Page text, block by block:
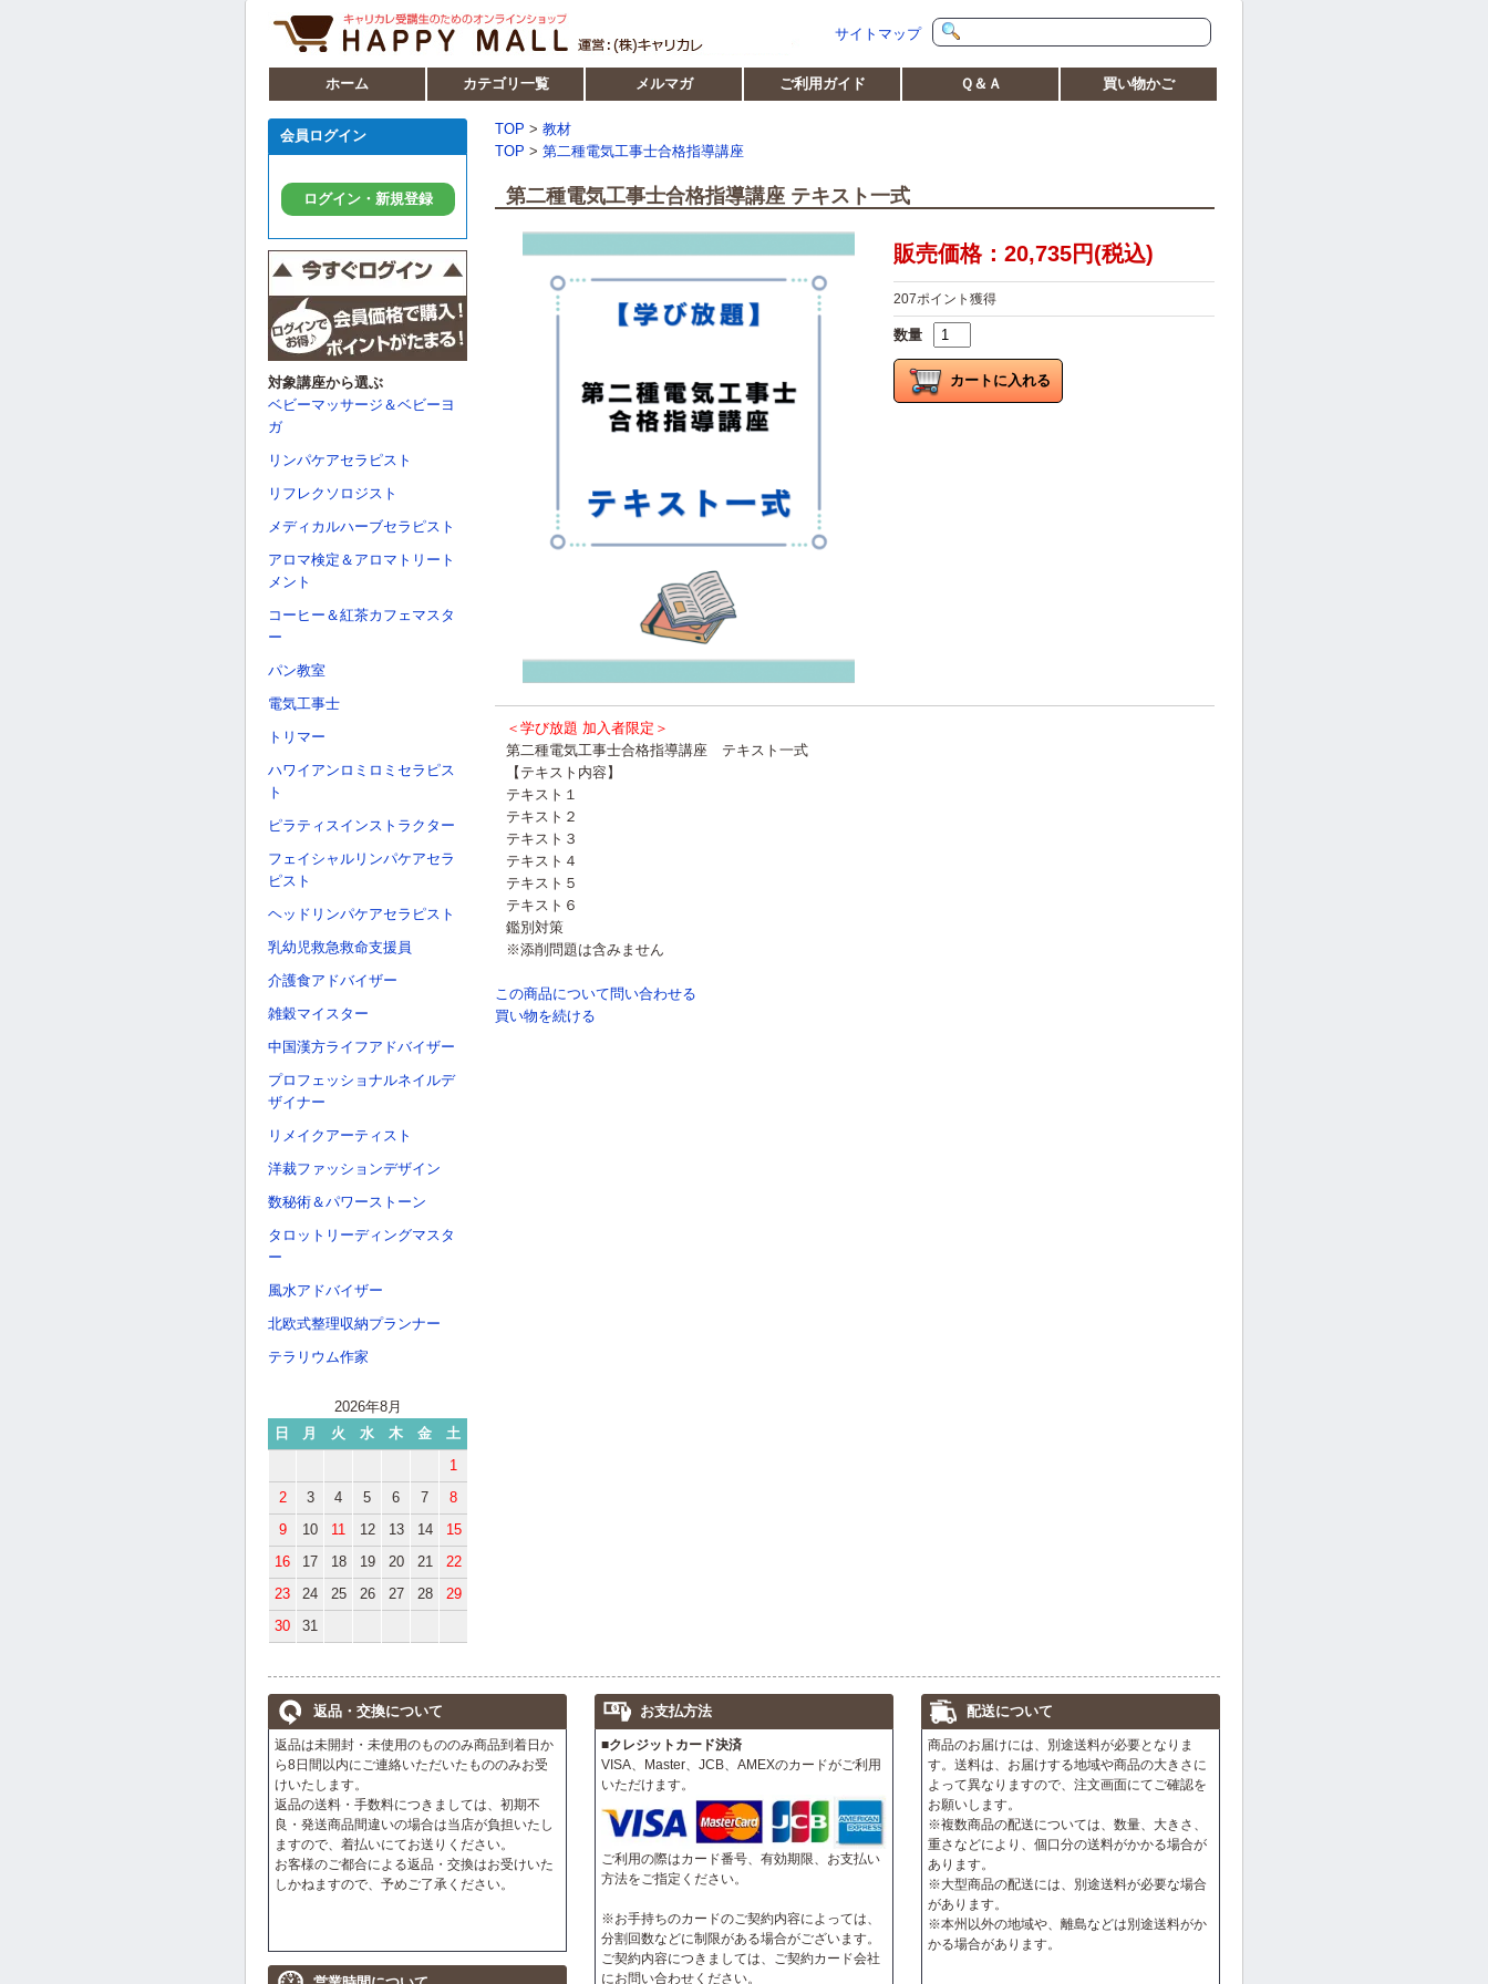
サイトマップ
ホーム カテゴリ一覧 メルマガ ご利用ガイド Ｑ＆Ａ 買い物かご
会員ログイン
ログイン・新規登録
対象講座から選ぶ
ベビーマッサージ＆ベビーヨ
ガ
リンパケアセラピスト
リフレクソロジスト
メディカルハーブセラピスト
アロマ検定＆アロマトリート
メント
コーヒー＆紅茶カフェマスタ
ー
パン教室
電気工事士
トリマー
ハワイアンロミロミセラピス
ト
ピラティスインストラクター
フェイシャルリンパケアセラ
ピスト
ヘッドリンパケアセラピスト
乳幼児救急救命支援員
介護食アドバイザー
雑穀マイスター
中国漢方ライフアドバイザー
プロフェッショナルネイルデ
ザイナー
リメイクアーティスト
洋裁ファッションデザイン
数秘術＆パワーストーン
タロットリーディングマスタ
ー
風水アドバイザー
北欧式整理収納プランナー
テラリウム作家
2026年8月
日
月 火 水 木 金
土
1
2
3 4 5 6 7
8
9
10 11 12 13 14
15
16
17 18 19 20 21
22
23
24 25 26 27 28
29
30
31
TOP > 教材
TOP > 第二種電気工事士合格指導講座
第二種電気工事士合格指導講座 テキスト一式
販売価格：20,735円(税込)
207ポイント獲得
数量
＜学び放題 加入者限定＞
第二種電気工事士合格指導講座 テキスト一式
【テキスト内容】
テキスト１
テキスト２
テキスト３
テキスト４
テキスト５
テキスト６
鑑別対策
※添削問題は含みません
この商品について問い合わせる
買い物を続ける
返品・交換について
返品は未開封・未使用のもののみ商品到着日か
ら8日間以内にご連絡いただいたもののみお受
けいたします。
返品の送料・手数料につきましては、初期不
良・発送商品間違いの場合は当店が負担いたし
ますので、着払いにてお送りください。
お客様のご都合による返品・交換はお受けいた
しかねますので、予めご了承ください。
お支払方法
■クレジットカード決済
VISA、Master、JCB、AMEXのカードがご利用
いただけます。
ご利用の際はカード番号、有効期限、お支払い
方法をご指定ください。
※お手持ちのカードのご契約内容によっては、
分割回数などに制限がある場合がございます。
ご契約内容につきましては、ご契約カード会社
にお問い合わせください。
配送について
商品のお届けには、別途送料が必要となりま
す。送料は、お届けする地域や商品の大きさに
よって異なりますので、注文画面にてご確認を
お願いします。
※複数商品の配送については、数量、大きさ、
重さなどにより、個口分の送料がかかる場合が
あります。
※大型商品の配送には、別途送料が必要な場合
があります。
※本州以外の地域や、離島などは別途送料がか
かる場合があります。